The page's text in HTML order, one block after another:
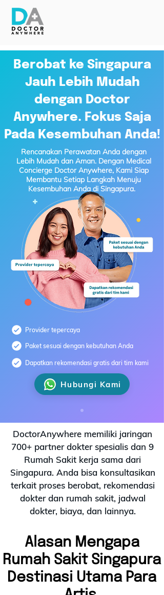
Berobat ke Singapura
Jauh Lebih Mudah
dengan Doctor
Anywhere. Fokus Saja
Pada Kesembuhan Anda!
Rencanakan Perawatan Anda dengan
Lebih Mudah dan Aman. Dengan Medical
Concierge Doctor Anywhere, Kami Siap
Membantu Setiap Langkah Menuju
Kesembuhan Anda di Singapura.
Provider tepercaya
Paket sesuai dengan kebutuhan Anda
Dapatkan rekomendasi gratis dari tim kami
Hubungi Kami
DoctorAnywhere memiliki jaringan
700+ partner dokter spesialis dan 9
Rumah Sakit kerja sama dari
Singapura. Anda bisa konsultasikan
terkait proses berobat, rekomendasi
dokter dan rumah sakit, jadwal
dokter, biaya, dan lainnya.
Alasan Mengapa
Rumah Sakit Singapura
Destinasi Utama Para